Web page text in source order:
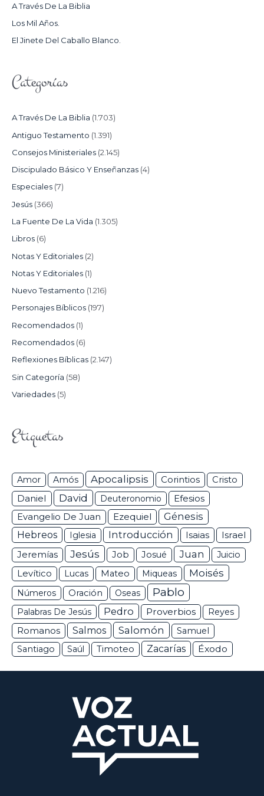
R
:
A Través De La Biblia
Los Mil Años.
El Jinete Del Caballo Blanco.
Categorías
A Través De La Biblia (1.703)
Antiguo Testamento (1.391)
Consejos Ministeriales (2.145)
Discipulado Básico Y Enseñanzas (4)
Especiales (7)
Jesús (366)
La Fuente De La Vida (1.305)
Libros (6)
Notas Y Editoriales (2)
Notas Y Editoriales (1)
Nuevo Testamento (1.216)
Personajes Bíblicos (197)
Recomendados (1)
Recomendados (6)
Reflexiones Bíblicas (2.147)
Sin Categoría (58)
Variedades (5)
Etiquetas
Amor Amós Apocalipsis Corintios Cristo
Daniel David Deuteronomio Efesios
Evangelio De Juan Ezequiel
Génesis
Hebreos
Iglesia Introducción Isaias Israel
Jeremías Jesús Job Josué Juan
Juicio
Levítico
Lucas Mateo Miqueas Moisés
Números Oración Oseas Pablo
Palabras De Jesús Pedro Proverbios Reyes
Romanos Salmos Salomón
Samuel
Santiago
Saúl Timoteo Zacarías Éxodo